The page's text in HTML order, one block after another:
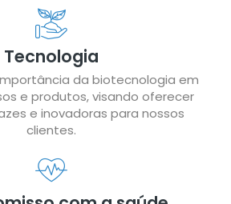
Tecnologia
da biotecnologia em
e produtos, visando oferecer
e inovadoras para nossos
clientes.